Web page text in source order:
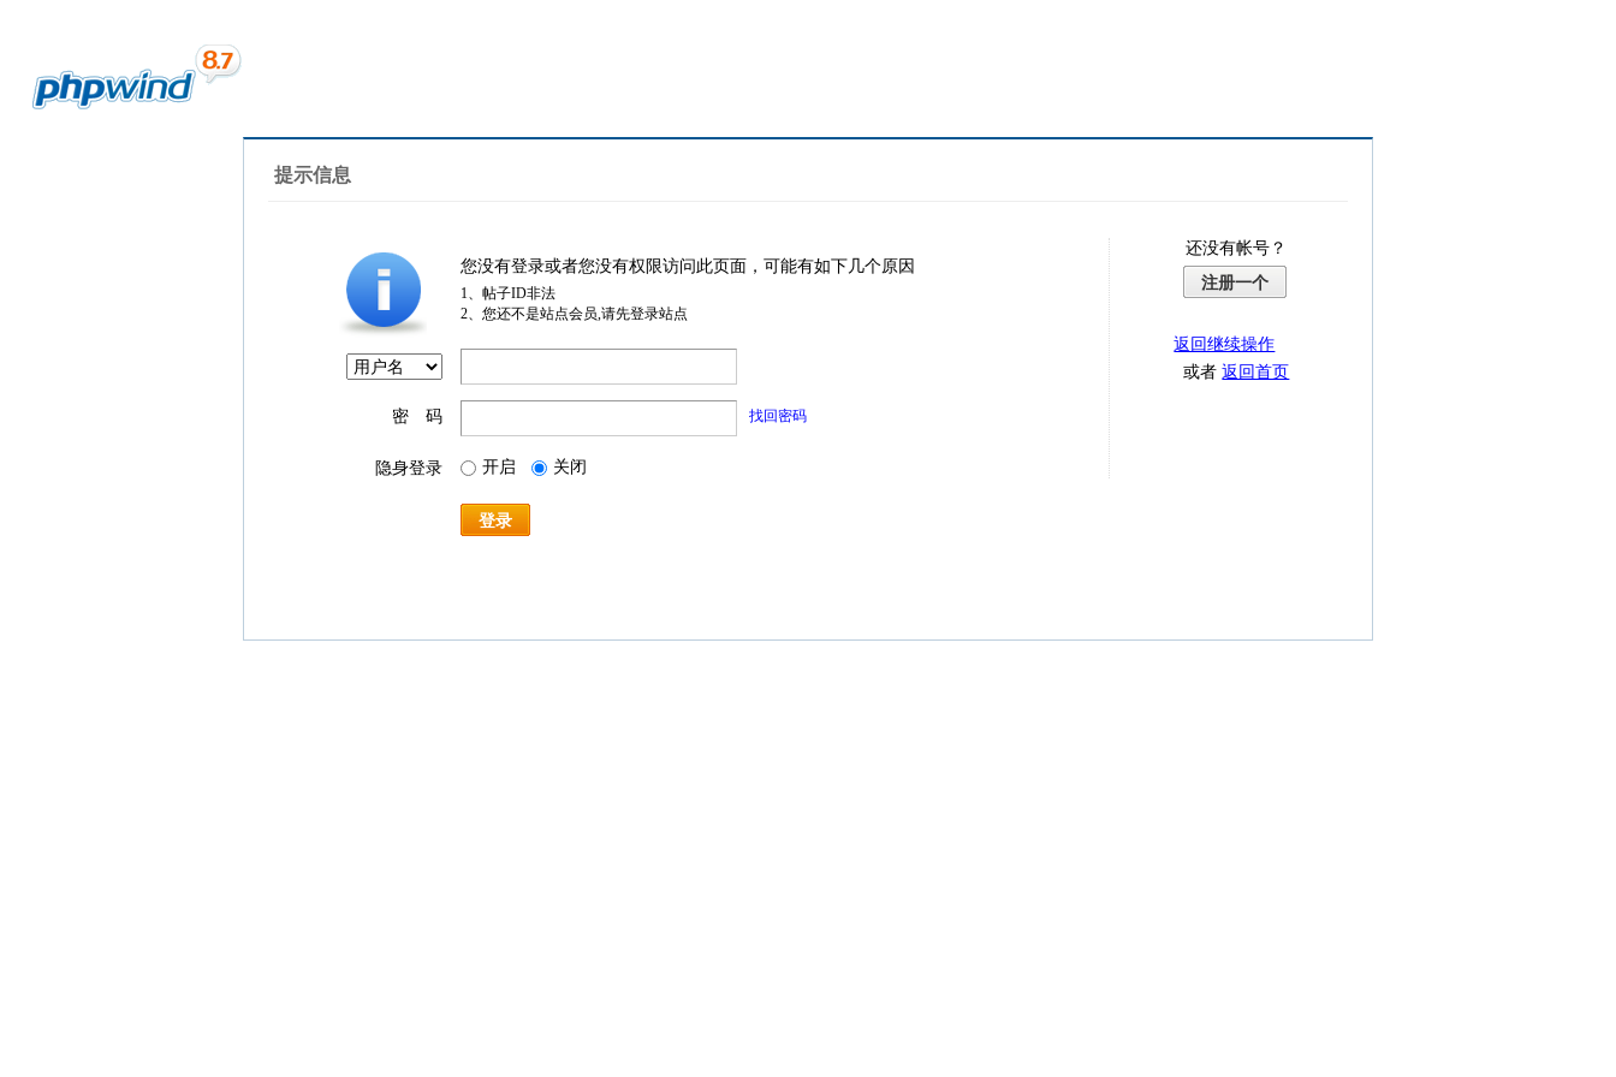
提示信息
您没有登录或者您没有权限访问此页面，可能有如下几个原因
1、帖子ID非法
2、您还不是站点会员,请先登录站点
密 码 找回密码
隐身登录 开启 关闭
登录
还没有帐号？
注册一个
返回继续操作
或者返回首页